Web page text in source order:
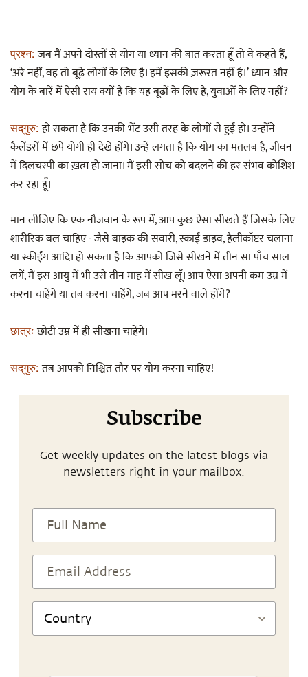
प्रश्न:जब मैं अपने दोस्तों से योग या ध्यान की बात करता हूँ तो वे कहते हैं,
‘अरे नहीं, वह तो बूढे़ लोगों के लिए है। हमें इसकी ज़रूरत नहीं है।’ ध्यान और
योग के बारें में ऐसी राय क्यों है कि यह बूढ़ों के लिए है, युवाओँ के लिए नहीं?
सद्‌गुरु:हो सकता है कि उनकी भेंट उसी तरह के लोगों से हुई हो। उन्होंने
कैलेंडरों में छपे योगी ही देखे होंगे। उन्हें लगता है कि योग का मतलब है, जीवन
में दिलचस्पी का ख़त्म हो जाना। मैं इसी सोच को बदलने की हर संभव कोशिश
कर रहा हूँ।
मान लीजिए कि एक नौजवान के रूप में, आप कुछ ऐसा सीखते हैं जिसके लिए
शारीरिक बल चाहिए - जैसे बाइक की सवारी, स्काई डाइव, हैलीकॉप्टर चलाना
या स्कीईंग आदि। हो सकता है कि आपको जिसे सीखने में तीन सा पाँच साल
लगें, मैं इस आयु में भी उसे तीन माह में सीख लूँ। आप ऐसा अपनी कम उम्र में
करना चाहेंगे या तब करना चाहेंगे, जब आप मरने वाले होंगे?
छात्रःछोटी उम्र में ही सीखना चाहेंगे।
सद्‌गुरु:तब आपको निश्चित तौर पर योग करना चाहिए!
Subscribe
Get weekly updates on the latest blogs via
newsletters right in your mailbox.